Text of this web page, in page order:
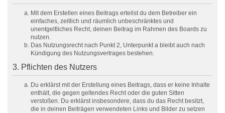
Mit dem Erstellen eines Beitrags erteilst du dem Betreiber ein
einfaches, zeitlich und räumlich unbeschränktes und
unentgeltliches Recht, deinen Beitrag im Rahmen des Boards zu
nutzen.
Das Nutzungsrecht nach Punkt 2, Unterpunkt a bleibt auch nach
Kündigung des Nutzungsvertrages bestehen.
3. Pflichten des Nutzers
Du erklärst mit der Erstellung eines Beitrags, dass er keine Inhalte
enthält, die gegen geltendes Recht oder die guten Sitten
verstoßen. Du erklärst insbesondere, dass du das Recht besitzt,
die in deinen Beiträgen verwendeten Links und Bilder zu setzen